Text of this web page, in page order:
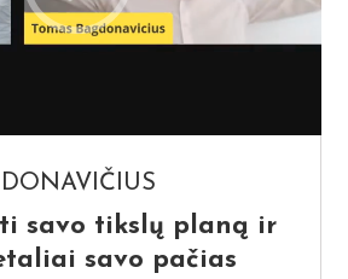
savo tikslų planą ir
savo pačias